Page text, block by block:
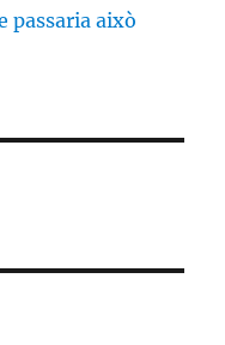
passaria això